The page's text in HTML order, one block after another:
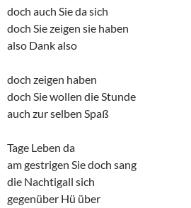
doch auch Sie da sich
doch Sie zeigen sie haben
also Dank also
doch zeigen haben
doch Sie wollen die Stunde
auch zur selben Spaß
Tage Leben da
am gestrigen Sie doch sang
die Nachtigall sich
gegenüber Hü über